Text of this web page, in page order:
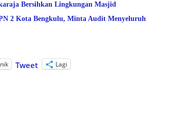
Bersihkan Lingkungan Masjid
2 Kota Bengkulu, Minta Audit Menyeluruh
Tweet Lagi